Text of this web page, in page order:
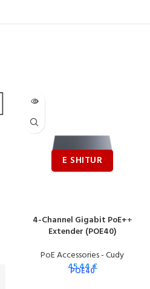
4-Channel Gigabit PoE++
Extender (POE40)
PoE Accessories - Cudy
45.44€
POE40